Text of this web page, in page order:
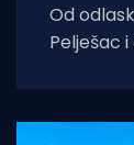
Od
Pelješac